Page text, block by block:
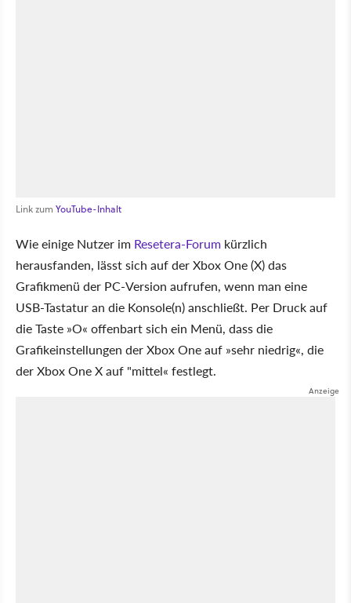
Link zum YouTube-Inhalt
Wie einige Nutzer im Resetera-Forum kürzlich
herausfanden, lässt sich auf der Xbox One (X) das
Grafikmenü der PC-Version aufrufen, wenn man eine
USB-Tastatur an die Konsole(n) anschließt. Per Druck auf
die Taste »O« offenbart sich ein Menü, dass die
Grafikeinstellungen der Xbox One auf »sehr niedrig«, die
der Xbox One X auf "mittel« festlegt.